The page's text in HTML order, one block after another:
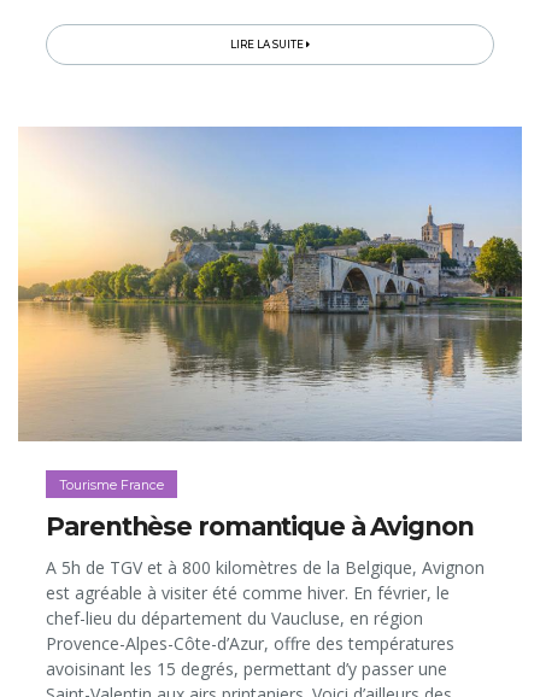
les balades à pied ou à vélo sur les chemins de halage,
les restos typiques dans les villages qui longent les cours
LIRE LA SUITE
Tourisme France
Parenthèse romantique à Avignon
A 5h de TGV et à 800 kilomètres de la Belgique, Avignon
est agréable à visiter été comme hiver. En février, le
chef-lieu du département du Vaucluse, en région
Provence-Alpes-Côte-d’Azur, offre des températures
avoisinant les 15 degrés, permettant d’y passer une